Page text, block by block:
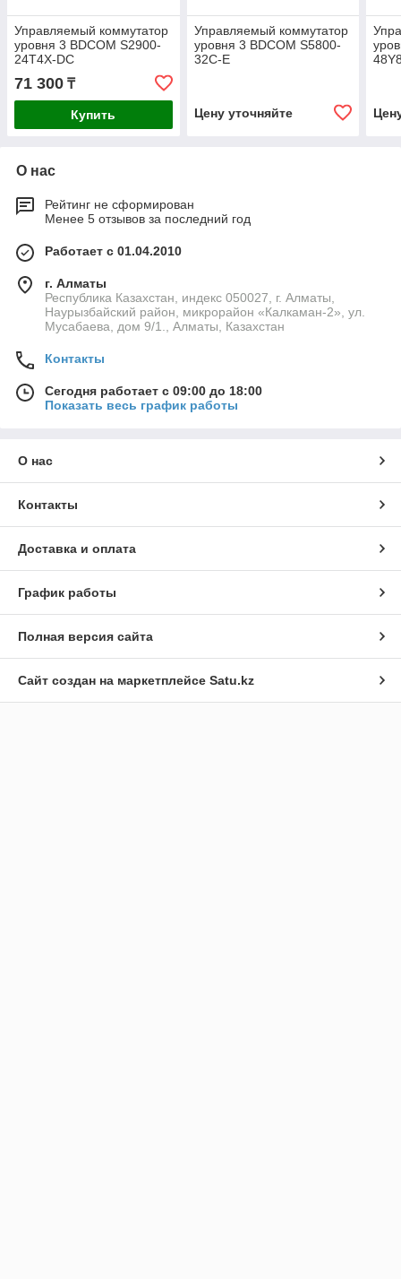
Управляемый коммутатор
уровня 3 BDCOM S2900-
24T4X-DC
71 300 ₸
Купить
Управляемый коммутатор
уровня 3 BDCOM S5800-
32C-E
Цену уточняйте
О нас
Рейтинг не сформирован
Менее 5 отзывов за последний год
Работает с 01.04.2010
г. Алматы
Республика Казахстан, индекс 050027, г. Алматы,
Наурызбайский район, микрорайон «Калкаман-2», ул.
Мусабаева, дом 9/1., Алматы, Казахстан
Контакты
Сегодня работает с 09:00 до 18:00
Показать весь график работы
О нас
Контакты
Доставка и оплата
График работы
Полная версия сайта
Сайт создан на маркетплейсе Satu.kz